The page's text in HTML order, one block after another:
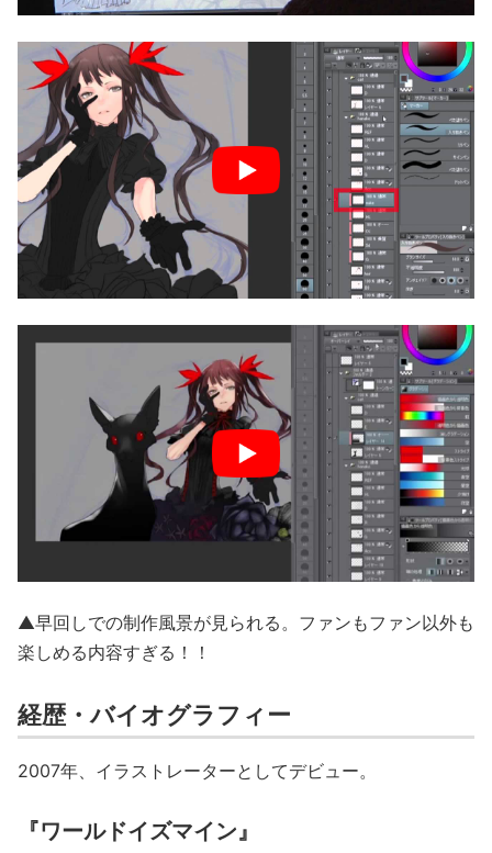
▲早回しでの制作風景が見られる。ファンもファン以外も
楽しめる内容すぎる！！
経歴・バイオグラフィー
2007年、イラストレーターとしてデビュー。
『ワールドイズマイン』